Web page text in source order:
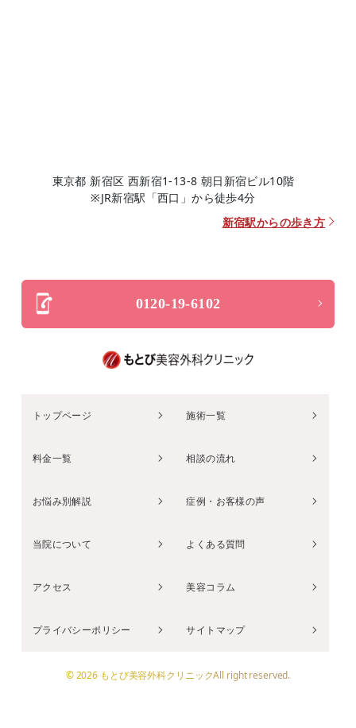
東京都 新宿区 西新宿1-13-8 朝日新宿ビル10階
※JR新宿駅「西口」から徒歩4分
新宿駅からの歩き方
0120-19-6102
トップページ 施術一覧
料金一覧 相談の流れ
お悩み別解説 症例・お客様の声
当院について よくある質問
アクセス 美容コラム
プライバシーポリシー サイトマップ
© 2026 もとび美容外科クリニックAll right reserved.